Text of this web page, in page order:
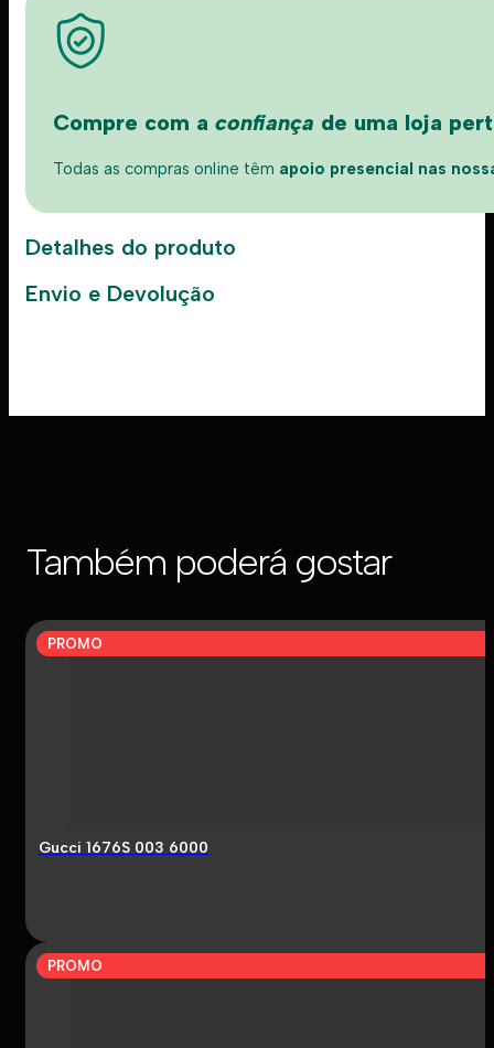
Compre com a confiança de uma loja
Todas as compras online têm apoio presencial nas
Detalhes do produto
Envio e Devolução
Também poderá gostar
PROMO
Gucci 1676S 003 6000
PROMO